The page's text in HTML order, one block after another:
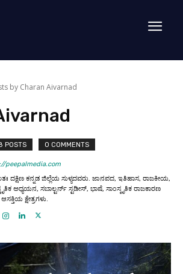
by Charan Aivarnad
POSTS 0 COMMENTS
peepalmedia.com
ದಕ್ಷಿಣ ಕನ್ನಡ ಜಿಲ್ಲೆಯ ಸುಳ್ಯದವರು. ಜಾನಪದ, ಇತಿಹಾಸ, ರಾಜಕೀಯ,
ಅಧ್ಯಯನ, ಸಬಾಲ್ಟರ್ನ್‌ ಸ್ಟಡೀಸ್, ಭಾಷೆ, ಸಾಂಸ್ಕೃತಿಕ ರಾಜಕಾರಣ
ಕ್ಷೇತ್ರಗಳು.